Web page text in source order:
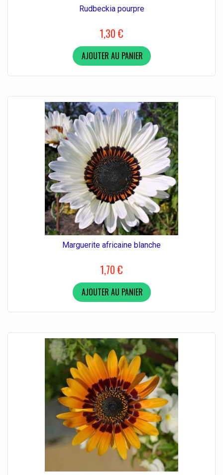
Rudbeckia pourpre
1,30 €
AJOUTER AU PANIER
Marguerite africaine blanche
1,70 €
AJOUTER AU PANIER